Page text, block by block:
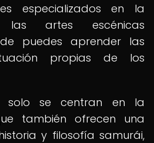
especializados en la
las artes escénicas
puedes aprender las
propias de los
solo se centran en la
también ofrecen una
y filosofía samurái,